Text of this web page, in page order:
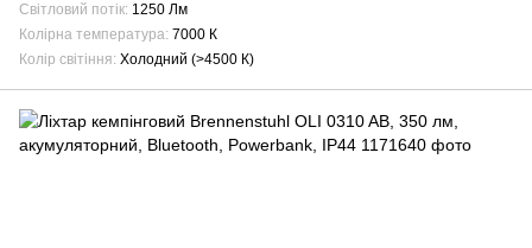
Світловий потік 1250 Лм
Колірна температура 7000 К
Колір світіння Холодний (>4500 К)